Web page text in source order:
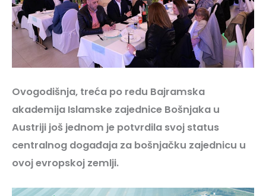
Ovogodišnja, treća po redu Bajramska
akademija Islamske zajednice Bošnjaka u
Austriji još jednom je potvrdila svoj status
centralnog događaja za bošnjačku zajednicu u
ovoj evropskoj zemlji.